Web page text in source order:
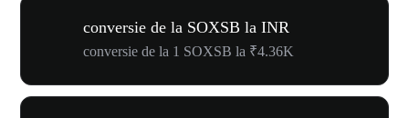
conversie de la SOXSB la INR
conversie de la 1 SOXSB la ₹4.36K